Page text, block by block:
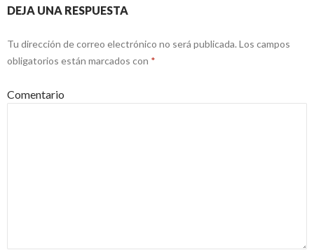
DEJA UNA RESPUESTA
Tu dirección de correo electrónico no será publicada. Los campos
obligatorios están marcados con *
Comentario